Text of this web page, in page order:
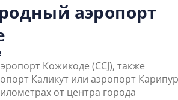
аэропорт
Кожикоде (CCJ), также
Каликут или аэропорт
от центра города